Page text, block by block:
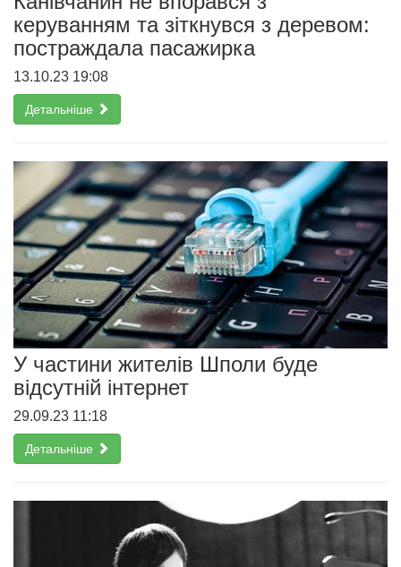
керуванням та зіткнувся з деревом:
постраждала пасажирка
13.10.23 19:08
Детальніше
У частини жителів Шполи буде
відсутній інтернет
29.09.23 11:18
Детальніше